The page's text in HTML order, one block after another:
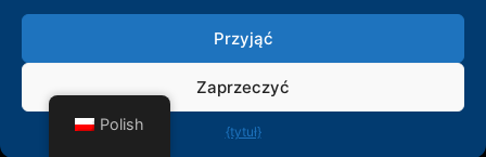
Przyjąć
Zaprzeczyć
{tytuł}
Prawa autorskie @ 2003-2024 Wuxi Shenchong Forging
Machine Co., Ltd
Polish